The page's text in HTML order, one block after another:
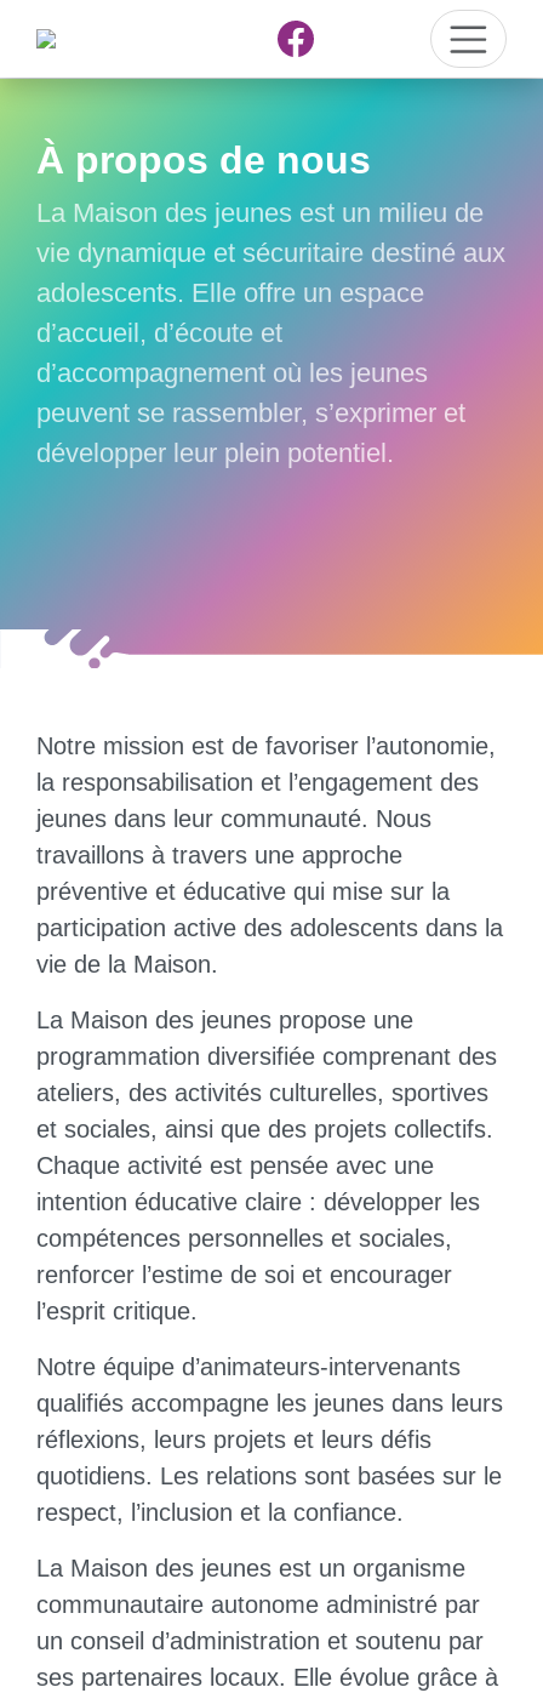
À propos de nous
La Maison des jeunes est un milieu de
vie dynamique et sécuritaire destiné aux
adolescents. Elle offre un espace
d’accueil, d’écoute et
d’accompagnement où les jeunes
peuvent se rassembler, s’exprimer et
développer leur plein potentiel.
Notre mission est de favoriser l’autonomie,
la responsabilisation et l’engagement des
jeunes dans leur communauté. Nous
travaillons à travers une approche
préventive et éducative qui mise sur la
participation active des adolescents dans la
vie de la Maison.
La Maison des jeunes propose une
programmation diversifiée comprenant des
ateliers, des activités culturelles, sportives
et sociales, ainsi que des projets collectifs.
Chaque activité est pensée avec une
intention éducative claire : développer les
compétences personnelles et sociales,
renforcer l’estime de soi et encourager
l’esprit critique.
Notre équipe d’animateurs-intervenants
qualifiés accompagne les jeunes dans leurs
réflexions, leurs projets et leurs défis
quotidiens. Les relations sont basées sur le
respect, l’inclusion et la confiance.
La Maison des jeunes est un organisme
communautaire autonome administré par
un conseil d’administration et soutenu par
ses partenaires locaux. Elle évolue grâce à